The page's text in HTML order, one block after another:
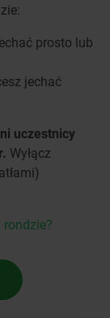
prosto lub
jechać
uczestnicy
Wyłącz